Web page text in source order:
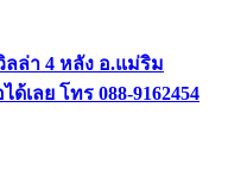
ล่า 4 หลัง อ.แม่ริม
เลย โทร 088-9162454